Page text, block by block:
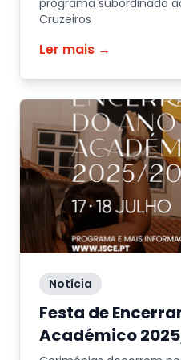
programa subordinado
Cruzeiros
Ler mais →
Notícia
Festa de
Académico